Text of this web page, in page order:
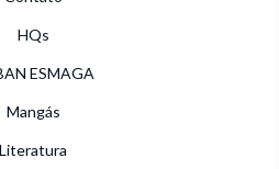
HQs
ESMAGA
Mangás
Literatura